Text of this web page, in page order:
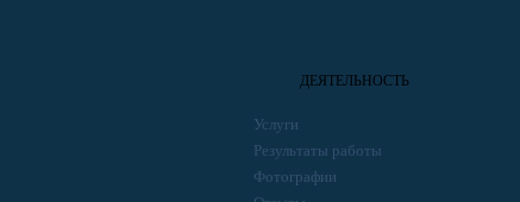
ДЕЯТЕЛЬНОСТЬ
Услуги
Результаты работы
Фотографии